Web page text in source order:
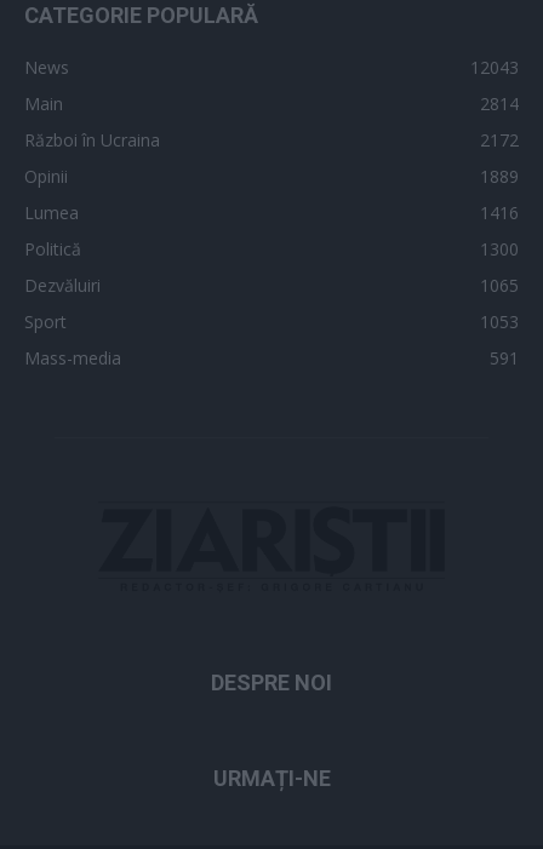
CATEGORIE POPULARĂ
News
12043
Main
2814
Război în Ucraina
2172
Opinii
1889
Lumea
1416
Politică
1300
Dezvăluiri
1065
Sport
1053
Mass-media
591
DESPRE NOI
URMAȚI-NE